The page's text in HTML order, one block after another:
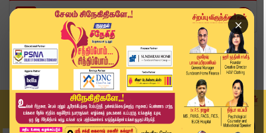
×
Home
வீடியோ ஸ்டோரி
🔴 LIVE: Today Headlines - 22 June 2026 | 11 மண...